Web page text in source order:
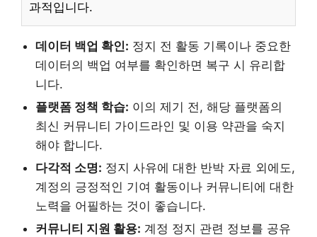
과적입니다.
데이터 백업 확인: 정지 전 활동 기록이나 중요한
데이터의 백업 여부를 확인하면 복구 시 유리합
니다.
플랫폼 정책 학습: 이의 제기 전, 해당 플랫폼의
최신 커뮤니티 가이드라인 및 이용 약관을 숙지
해야 합니다.
다각적 소명: 정지 사유에 대한 반박 자료 외에도,
계정의 긍정적인 기여 활동이나 커뮤니티에 대한
노력을 어필하는 것이 좋습니다.
커뮤니티 지원 활용: 계정 정지 관련 정보를 공유